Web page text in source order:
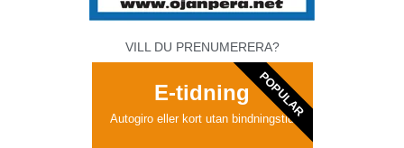
VILL DU PRENUMERERA?
E-tidning
Autogiro eller kort utan bindningstid
POPULAR